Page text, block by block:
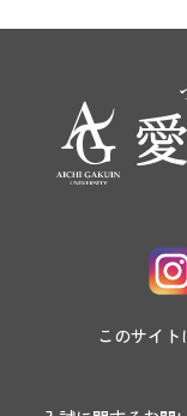
このサイト